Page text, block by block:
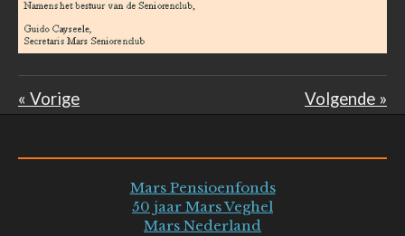
« Vorige Volgende »
Mars Pensioenfonds
50 jaar Mars Veghel
Mars Nederland